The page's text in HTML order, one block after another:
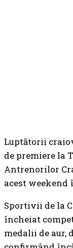
Luptătorii
de premiere la
Antrenorilor
acest weekend
Sportivii de la
încheiat
medalii de aur,